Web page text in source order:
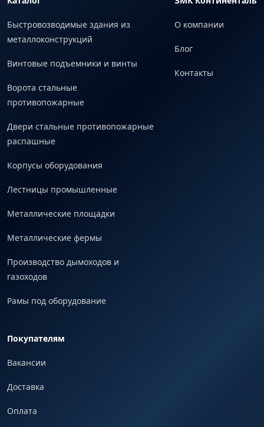
Быстровозводимые здания из
металлоконструкций
Винтовые подъемники и винты
Ворота стальные
противопожарные
Двери стальные противопожарные
распашные
Корпусы оборудования
Лестницы промышленные
Металлические площадки
Металлические фермы
Производство дымоходов и
газоходов
Рамы под оборудование
О компании
Блог
Контакты
Покупателям
Вакансии
Доставка
Оплата